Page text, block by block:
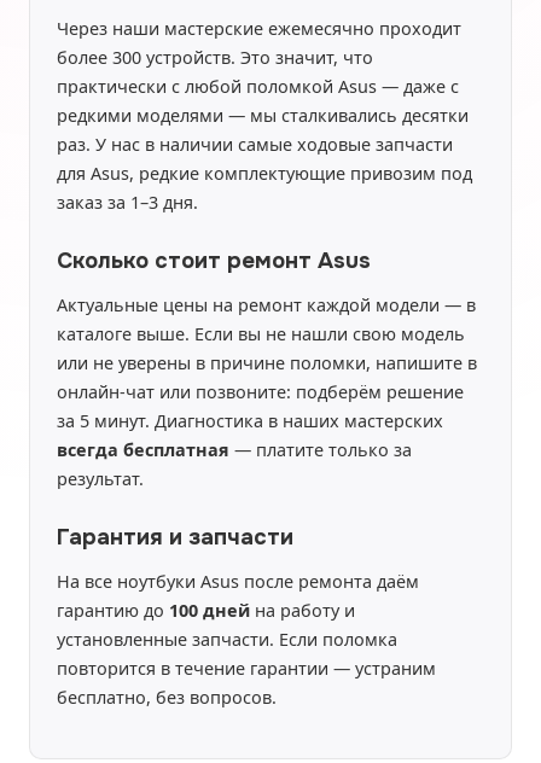
Через наши мастерские ежемесячно проходит
более 300 устройств. Это значит, что
практически с любой поломкой Asus — даже с
редкими моделями — мы сталкивались десятки
раз. У нас в наличии самые ходовые запчасти
для Asus, редкие комплектующие привозим под
заказ за 1–3 дня.
Сколько стоит ремонт Asus
Актуальные цены на ремонт каждой модели — в
каталоге выше. Если вы не нашли свою модель
или не уверены в причине поломки, напишите в
онлайн-чат или позвоните: подберём решение
за 5 минут. Диагностика в наших мастерских
всегда бесплатная — платите только за
результат.
Гарантия и запчасти
На все ноутбуки Asus после ремонта даём
гарантию до 100 дней на работу и
установленные запчасти. Если поломка
повторится в течение гарантии — устраним
бесплатно, без вопросов.